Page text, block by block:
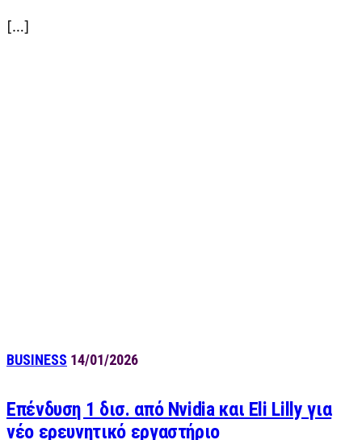
[…]
BUSINESS 14/01/2026
Επένδυση 1 δισ. από Nvidia και Eli Lilly για
νέο ερευνητικό εργαστήριο